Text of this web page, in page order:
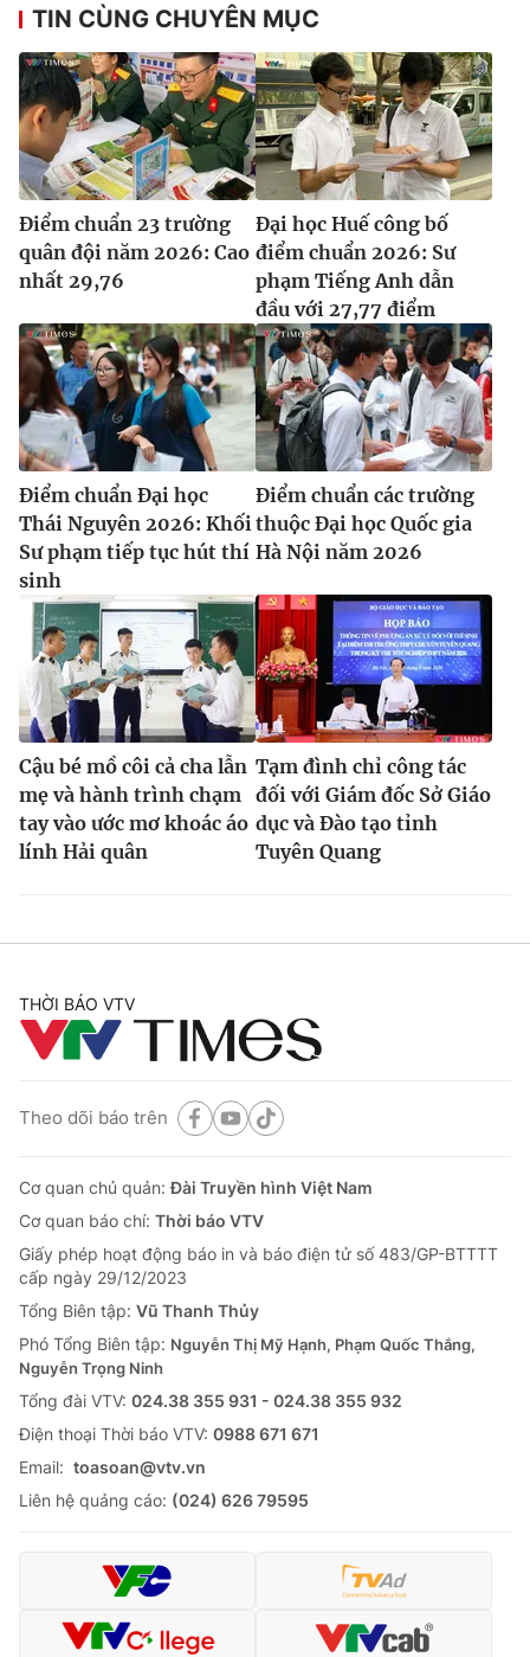
TIN CÙNG CHUYÊN MỤC
Điểm chuẩn 23 trường
quân đội năm 2026: Cao
nhất 29,76
Đại học Huế công bố
điểm chuẩn 2026: Sư
phạm Tiếng Anh dẫn
đầu với 27,77 điểm
Điểm chuẩn Đại học
Thái Nguyên 2026: Khối
Sư phạm tiếp tục hút thí
sinh
Điểm chuẩn các trường
thuộc Đại học Quốc gia
Hà Nội năm 2026
Cậu bé mồ côi cả cha lẫn
mẹ và hành trình chạm
tay vào ước mơ khoác áo
lính Hải quân
Tạm đình chỉ công tác
đối với Giám đốc Sở Giáo
dục và Đào tạo tỉnh
Tuyên Quang
THỜI BÁO VTV
Theo dõi báo trên
Cơ quan chủ quản:Đài Truyền hình Việt Nam
Cơ quan báo chí: Thời báo VTV
Giấy phép hoạt động báo in và báo điện tử số 483/GP-BTTTT
cấp ngày 29/12/2023
Tổng Biên tập: Vũ Thanh Thủy
Phó Tổng Biên tập: Nguyễn Thị Mỹ Hạnh, Phạm Quốc Thắng,
Nguyễn Trọng Ninh
Tổng đài VTV: 024.38 355 931 - 024.38 355 932
Ðiện thoại Thời báo VTV: 0988 671 671
Email: toasoan@vtv.vn
Liên hệ quảng cáo: (024) 626 79595